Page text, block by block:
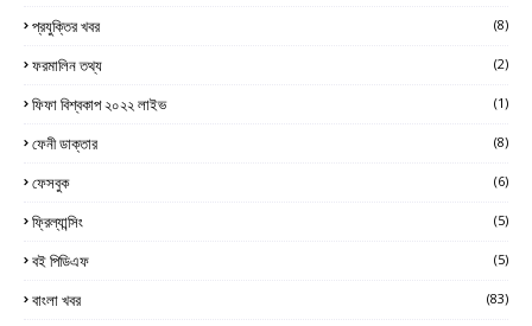
প্রযুক্তির খবর (8)
ফরমালিন তথ্য (2)
ফিফা বিশ্বকাপ ২০২২ লাইভ (1)
ফেনী ডাক্তার (8)
ফেসবুক (6)
ফ্রিল্যান্সিং (5)
বই পিডিএফ (5)
বাংলা খবর (83)